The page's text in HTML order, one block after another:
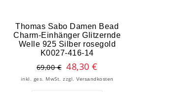
Thomas Sabo Damen Bead
Charm-Einhänger Glitzernde
Welle 925 Silber rosegold
K0027-416-14
69,00 € 48,30 €
inkl. ges. MwSt. zzgl.Versandkosten